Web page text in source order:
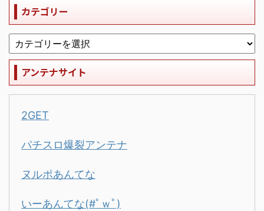
カテゴリー
アンテナサイト
2GET
パチスロ爆裂アンテナ
ヌルポあんてな
いーあんてな(#ﾟｗﾟ)